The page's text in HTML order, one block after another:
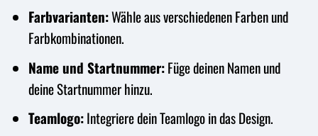
Farbvarianten:Wähle aus verschiedenen Farben und
Farbkombinationen.
Name und Startnummer:Füge deinen Namen und
deine Startnummer hinzu.
Teamlogo:Integriere dein Teamlogo in das Design.